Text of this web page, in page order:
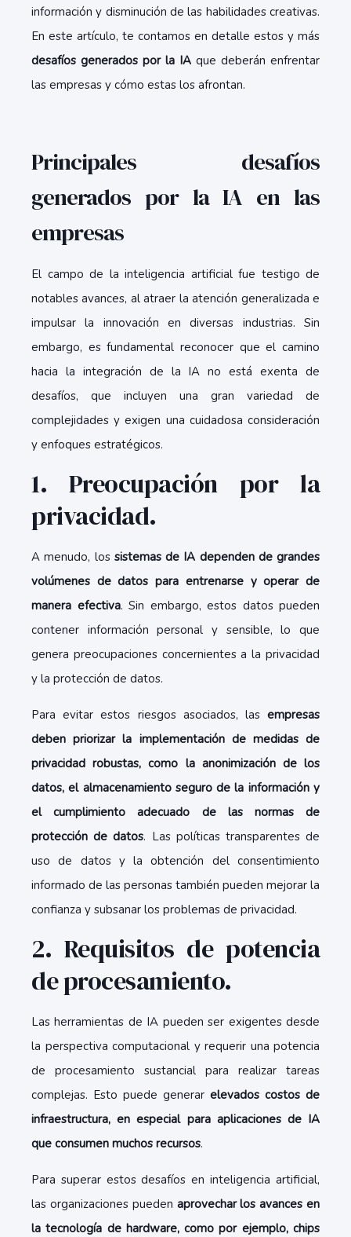
información y disminución de las habilidades creativas.
En este artículo, te contamos en detalle estos y más
desafíos generados por la IA que deberán enfrentar
las empresas y cómo estas los afrontan.
Principales desafíos
generados por la IA en las
empresas
El campo de la inteligencia artificial fue testigo de
notables avances, al atraer la atención generalizada e
impulsar la innovación en diversas industrias. Sin
embargo, es fundamental reconocer que el camino
hacia la integración de la IA no está exenta de
desafíos, que incluyen una gran variedad de
complejidades y exigen una cuidadosa consideración
y enfoques estratégicos.
1. Preocupación por la
privacidad.
A menudo, los sistemas de IA dependen de grandes
volúmenes de datos para entrenarse y operar de
manera efectiva. Sin embargo, estos datos pueden
contener información personal y sensible, lo que
genera preocupaciones concernientes a la privacidad
y la protección de datos.
Para evitar estos riesgos asociados, las empresas
deben priorizar la implementación de medidas de
privacidad robustas, como la anonimización de los
datos, el almacenamiento seguro de la información y
el cumplimiento adecuado de las normas de
protección de datos. Las políticas transparentes de
uso de datos y la obtención del consentimiento
informado de las personas también pueden mejorar la
confianza y subsanar los problemas de privacidad.
2. Requisitos de potencia
de procesamiento.
Las herramientas de IA pueden ser exigentes desde
la perspectiva computacional y requerir una potencia
de procesamiento sustancial para realizar tareas
complejas. Esto puede generar elevados costos de
infraestructura, en especial para aplicaciones de IA
que consumen muchos recursos.
Para superar estos desafíos en inteligencia artificial,
las organizaciones pueden aprovechar los avances en
la tecnología de hardware, como por ejemplo, chips